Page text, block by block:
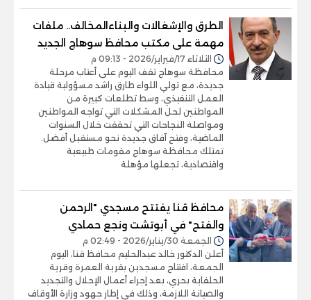
الطرق والإشغالات والبناءالمخالف.. ملفات
مهمة على مكتب محافظ سوهاج الجديد
الثلاثاء 17/فبراير/2026 - 09:13 م
محافظة سوهاج تقف اليوم على أعتاب مرحلة
جديدة، مع تولي اللواء طارق راشد مسؤولية قيادة
العمل التنفيذي، وسط تطلعات كبيرة من
المواطنين لحل المشكلات التي تواجه المواطنين
ومواصلة النجاحات التي تحققت خلال السنوات
الماضية، وفتح آفاق جديدة نحو مستقبل أفضل.
تمتلك محافظة سوهاج مقومات طبيعية
واقتصادية، تجعلها مؤهلة
محافظ قنا يفتتح مسجدي "الرحمن
والفتح" في أبوتشت ونجع حمادي
الجمعة 30/يناير/2026 - 02:49 م
أعلن الدكتور خالد عبدالحليم محافظ قنا، اليوم
الجمعة، افتتاح مسجدين بقرية العمرة وقرية
الحلفاية بحري، بعد إجراء أعمال الإحلال والتجديد
والصيانة اللازمة، وذلك في إطار جهود وزارة الأوقاف